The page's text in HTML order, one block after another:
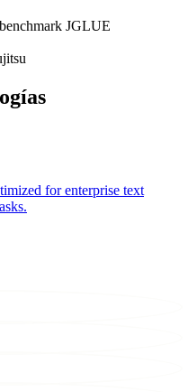
JGLUE
for enterprise text